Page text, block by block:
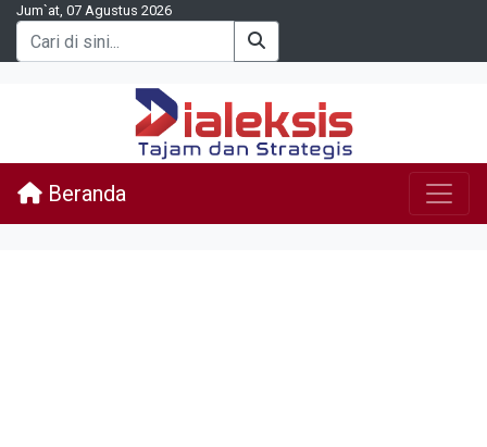
Jum`at, 07 Agustus 2026
Beranda